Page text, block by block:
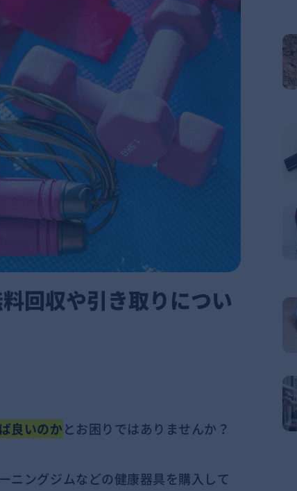
回収や引き取りについ
良いのかとお困りではありませんか？
ニングジムなどの健康器具を購入して